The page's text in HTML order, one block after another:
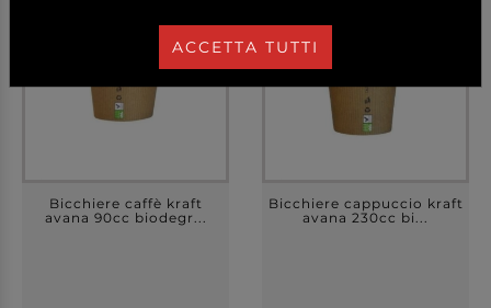
Bicchiere caffè kraft
avana 90cc biodegr...
Bicchiere cappuccio kraft
avana 230cc bi...
ACCETTA TUTTI